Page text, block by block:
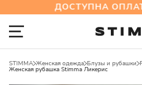
ДОСТУПНА
STIMMA Женская одежда Блузы и рубашки
Женская рубашка Stimma Ликерис